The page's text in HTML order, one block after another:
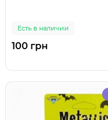
Есть в наличии
100 грн